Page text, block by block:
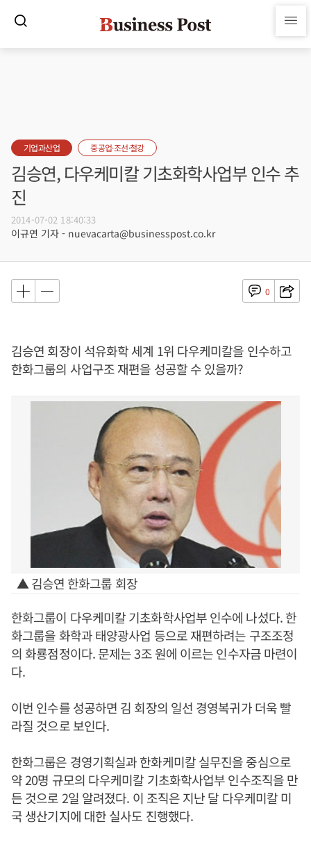
기업과산업 중공업·조선·철강
김승연, 다우케미칼 기초화학사업부 인수 추
진
2014-07-02 18:40:33
이규연 기자 - nuevacarta@businesspost.co.kr
0
김승연 회장이 석유화학 세계 1위 다우케미칼을 인수하고
한화그룹의 사업구조 재편을 성공할 수 있을까?
▲ 김승연 한화그룹 회장
한화그룹이 다우케미칼 기초화학사업부 인수에 나섰다. 한
화그룹을 화학과 태양광사업 등으로 재편하려는 구조조정
의 화룡점정이다. 문제는 3조 원에 이르는 인수자금 마련이
다.
이번 인수를 성공하면 김 회장의 일선 경영복귀가 더욱 빨
라질 것으로 보인다.
한화그룹은 경영기획실과 한화케미칼 실무진을 중심으로
약 20명 규모의 다우케미칼 기초화학사업부 인수조직을 만
든 것으로 2일 알려졌다. 이 조직은 지난 달 다우케미칼 미
국 생산기지에 대한 실사도 진행했다.